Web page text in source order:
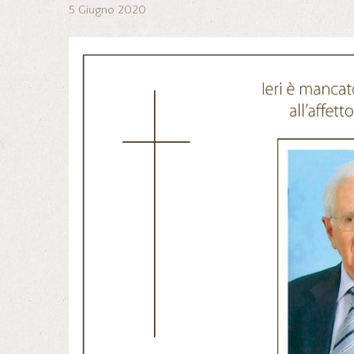
5 Giugno 2020